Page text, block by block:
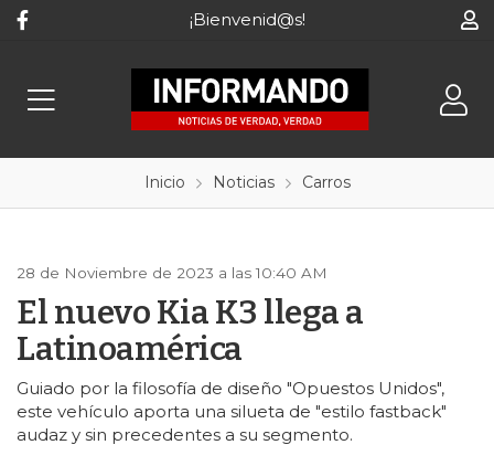
¡Bienvenid@s!
Inicio Noticias Carros
28 de Noviembre de 2023 a las 10:40 AM
El nuevo Kia K3 llega a
Latinoamérica
Guiado por la filosofía de diseño "Opuestos Unidos",
este vehículo aporta una silueta de "estilo fastback"
audaz y sin precedentes a su segmento.